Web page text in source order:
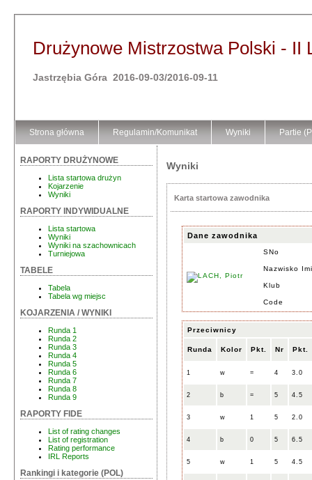
Drużynowe Mistrzostwa Polski - II
Jastrzębia Góra 2016-09-03/2016-09-11
Strona główna Regulamin/Komunikat Wyniki Partie
RAPORTY DRUŻYNOWE
Lista startowa drużyn
Kojarzenie
Wyniki
RAPORTY INDYWIDUALNE
Lista startowa
Wyniki
Wyniki na szachownicach
Turniejowa
TABELE
Tabela
Tabela wg miejsc
KOJARZENIA / WYNIKI
Runda 1
Runda 2
Runda 3
Runda 4
Runda 5
Runda 6
Runda 7
Runda 8
Runda 9
RAPORTY FIDE
List of rating changes
List of registration
Rating performance
IRL Reports
Rankingi i kategorie (POL)
Wyniki
Karta startowa zawodnika
Dane zawodnika
SNo
Nazwisko
Klub
Code
Przeciwnicy
Runda Kolor Pkt. Nr Pkt.
1 w = 4 3.0
2 b = 5 4.5
3 w 1 5 2.0
4 b 0 5 6.5
5 w 1 5 4.5